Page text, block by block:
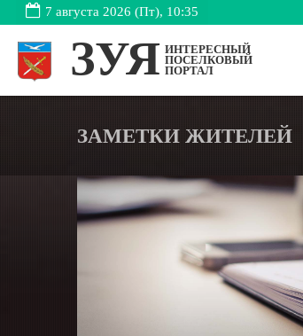
7 августа 2026 (Пт), 10:35
ЗУЯ ИНТЕРЕСНЫЙ
ПОСЕЛКОВЫЙ
ПОРТАЛ
ЗАМЕТКИ ЖИТЕЛЕЙ